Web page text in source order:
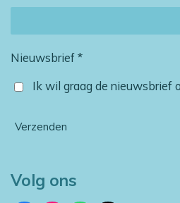
Nieuwsbrief *
Ik wil graag de nieuwsbrief
Verzenden
Volg ons